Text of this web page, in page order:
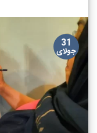
31
جولای